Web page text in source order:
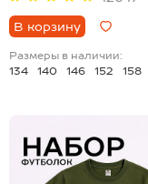
В корзину
Размеры в наличии:
134
140 146 152 158